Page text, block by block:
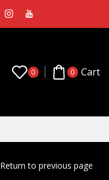
0 0 Cart
Return to previous page